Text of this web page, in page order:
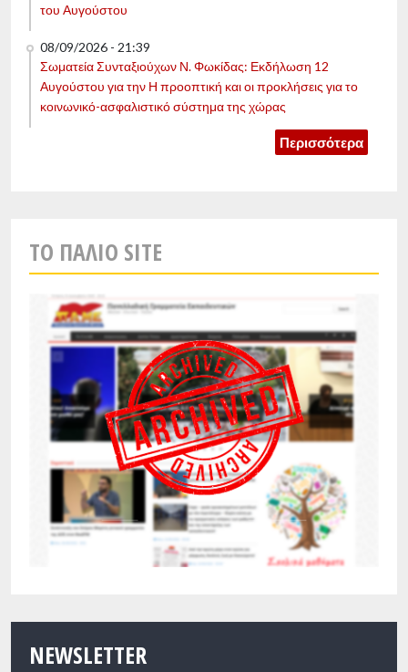
του Αυγούστου
08/09/2026 - 21:39
Σωματεία Συνταξιούχων Ν. Φωκίδας: Εκδήλωση 12
Αυγούστου για την Η προοπτική και οι προκλήσεις για το
κοινωνικό-ασφαλιστικό σύστημα της χώρας
Περισσότερα
TO ΠΑΛΙO SITE
NEWSLETTER